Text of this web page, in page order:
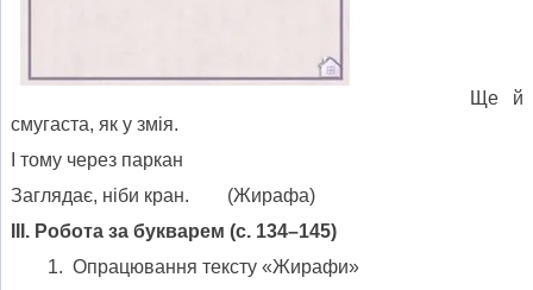
Ще й
смугаста, як у змія.
І тому через паркан
Заглядає, ніби кран. (Жирафа)
III. Робота за букварем (с. 134–145)
Опрацювання тексту «Жирафи»